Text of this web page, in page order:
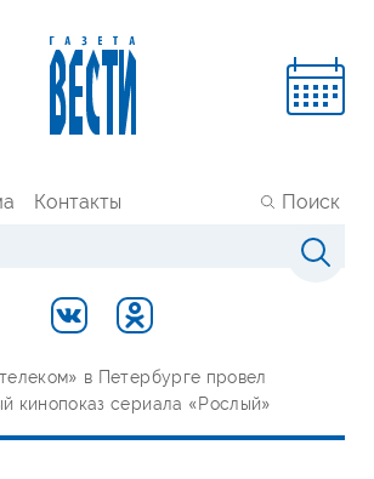
Контакты Поиск
в Петербурге провел
кинопоказ сериала «Рослый»